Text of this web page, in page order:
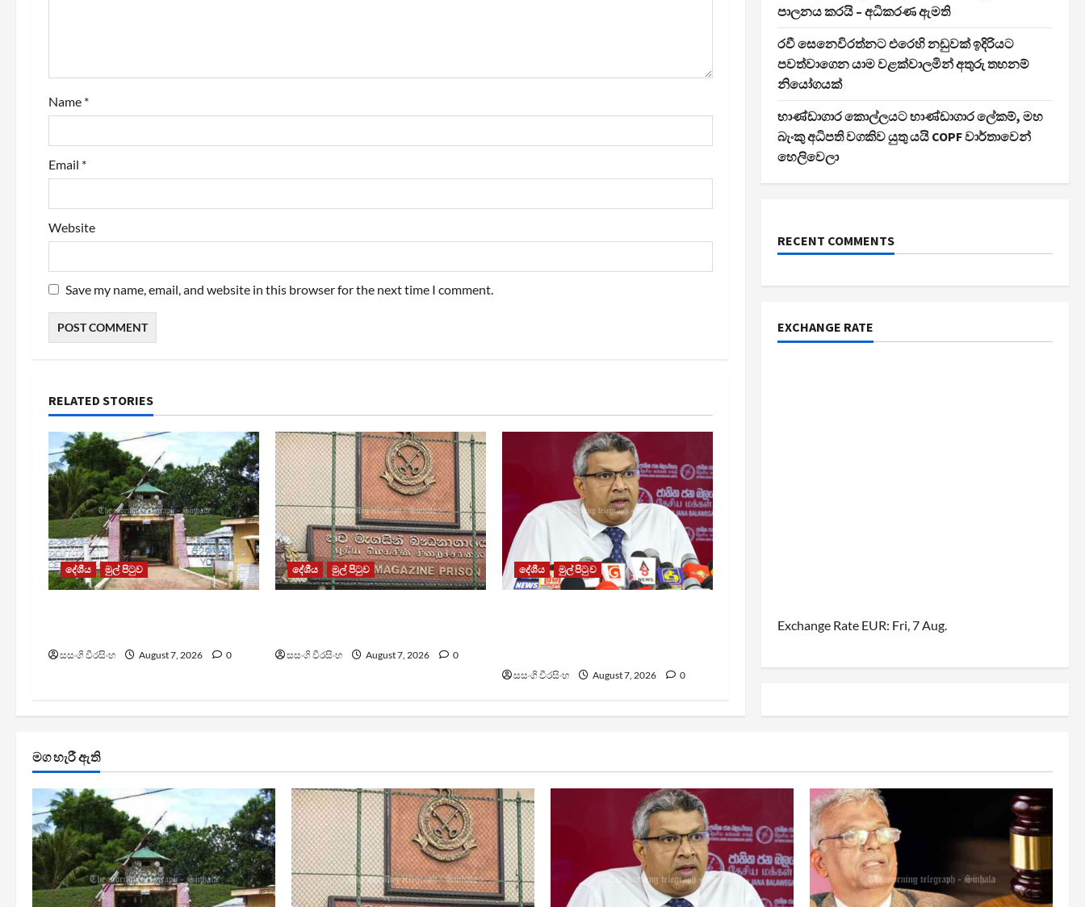
n
Name *
Email *
Website
Save my name, email, and website in this browser for the next time I comment.
RELATED STORIES
දේශීය මුල් පිටුව
සසංගි වීරසිංහ August 7, 2026 0
දේශීය මුල් පිටුව
සසංගි වීරසිංහ August 7, 2026 0
දේශීය මුල් පිටුව
සසංගි වීරසිංහ August 7, 2026 0
පාලනය කරයි – අධිකරණ ඇමති
රවී සෙනෙවිරත්නට එරෙහි නඩුවක් ඉදිරියට
පවත්වාගෙන යාම වළක්වාලමින් අතුරු තහනම්
නියෝගයක්
භාණ්ඩාගාර කොල්ලයට භාණ්ඩාගාර ලේකම්, මහ
බැංකු අධිපති වගකිව යුතු යයි COPF වාර්තාවෙන්
හෙලිවෙලා
RECENT COMMENTS
EXCHANGE RATE
Exchange Rate EUR: Fri, 7 Aug.
මග හැරී ඇති